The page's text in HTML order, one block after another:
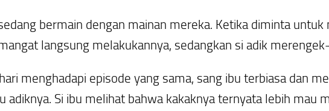
bermain dengan mainan mereka. Ketika diminta
langsung melakukannya, sedangkan si adik
menghadapi episode yang sama, sang ibu terbiasa dan
adiknya. Si ibu melihat bahwa kakaknya ternyata lebih mau